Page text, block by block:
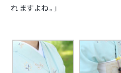
れますよね。｣